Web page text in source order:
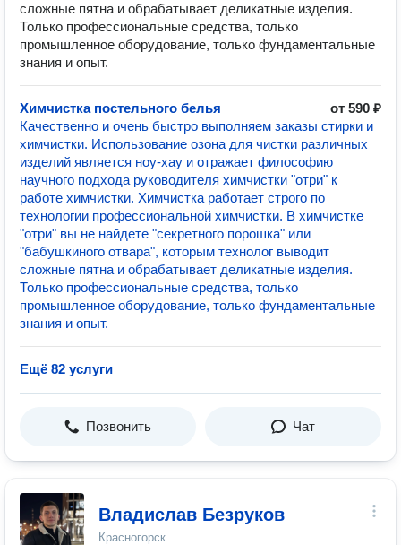
сложные пятна и обрабатывает деликатные изделия.
Только профессиональные средства, только
промышленное оборудование, только фундаментальные
знания и опыт.
Химчистка постельного белья
от 590 ₽
Качественно и очень быстро выполняем заказы стирки и
химчистки. Использование озона для чистки различных
изделий является ноу-хау и отражает философию
научного подхода руководителя химчистки "отри" к
работе химчистки. Химчистка работает строго по
технологии профессиональной химчистки. В химчистке
"отри" вы не найдете "секретного порошка" или
"бабушкиного отвара", которым технолог выводит
сложные пятна и обрабатывает деликатные изделия.
Только профессиональные средства, только
промышленное оборудование, только фундаментальные
знания и опыт.
Ещё 82 услуги
Позвонить Чат
Владислав Безруков
Красногорск